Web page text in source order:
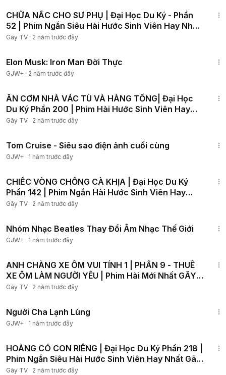
CHỮA NẤC CHO SƯ PHỤ | Đại Học Du Ký - Phần
52 | Phim Ngắn Siêu Hài Hước Sinh Viên Hay Nhất
Gãy TV
Gãy TV · 2 năm trước đây
Elon Musk: Iron Man Đời Thực
GJW+ · 2 năm trước đây
ĂN CƠM NHÀ VÁC TÙ VÀ HÀNG TỔNG| Đại Học
Du Ký Phần 200 | Phim Hài Hước Sinh Viên Hay
Nhất Gãy TV
Gãy TV · 2 năm trước đây
Tom Cruise - Siêu sao điện ảnh cuối cùng
GJW+ · 1 năm trước đây
CHIẾC VÒNG CHỐNG CÀ KHỊA | Đại Học Du Ký
Phần 142 | Phim Ngắn Hài Hước Sinh Viên Hay
Nhất Gãy TV
Gãy TV · 2 năm trước đây
Nhóm Nhạc Beatles Thay Đổi Âm Nhạc Thế Giới
GJW+ · 1 năm trước đây
ANH CHÀNG XE ÔM VUI TÍNH 1 | PHẦN 9 - THUÊ
XE ÔM LÀM NGƯỜI YÊU | Phim Hài Mới Nhất GÃY
TV
Gãy TV · 2 năm trước đây
Người Cha Lạnh Lùng
GJW+ · 1 năm trước đây
HOÀNG CÓ CON RIÊNG | Đại Học Du Ký Phần 218 |
Phim Ngắn Siêu Hài Hước Sinh Viên Hay Nhất Gãy
TV
Gãy TV · 2 năm trước đây